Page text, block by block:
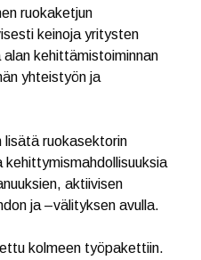
ruokaketjun
keinoja yritysten
kehittämistoiminnan
yhteistyön ja
lisätä ruokasektorin
aktiivisen
ja –välityksen avulla.
kolmeen työpakettiin.